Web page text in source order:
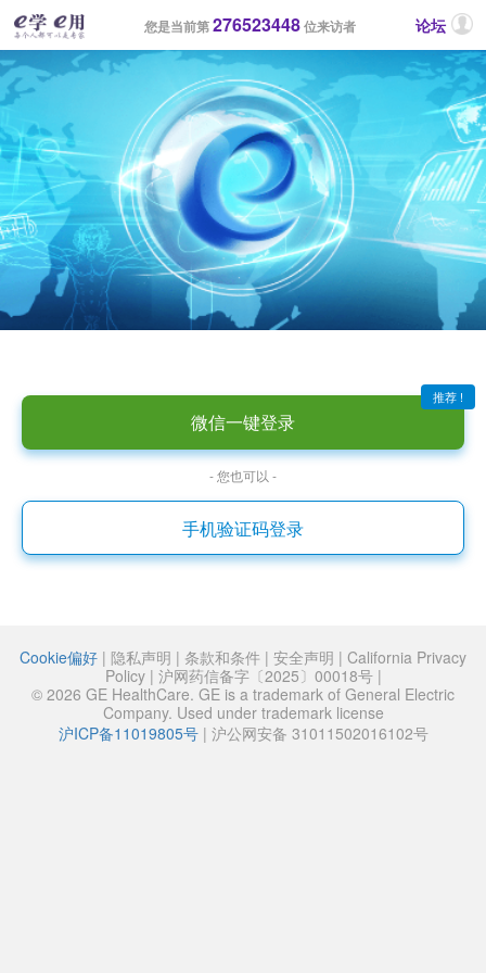
您是当前第276523448位来访者 论坛
推荐 !
微信一键登录
- 您也可以 -
手机验证码登录
Cookie偏好 | 隐私声明 | 条款和条件 | 安全声明 | California Privacy
Policy| 沪网药信备字〔2025〕00018号|
© 2026 GE HealthCare. GE is a trademark of General Electric
Company. Used under trademark license
沪ICP备11019805号| 沪公网安备 31011502016102号